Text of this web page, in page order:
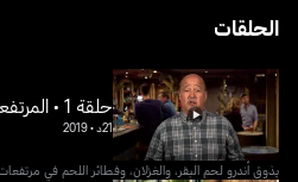
الحلقات
حلقة 1 • المرتفعات الجبلية في اسكتلندا
21د •
2019
يذوق أندرو لحم البقر، والغزلان، وفطائر اللحم في